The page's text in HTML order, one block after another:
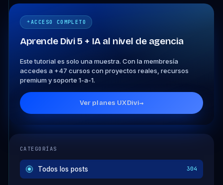
ACCESO COMPLETO
Aprende Divi 5 + IA al nivel de agencia
Este tutorial es solo una muestra. Con la membresía
accedes a +47 cursos con proyectos reales, recursos
premium y soporte 1-a-1.
Ver planes UXDivi→
CATEGORÍAS
Todos los posts 304